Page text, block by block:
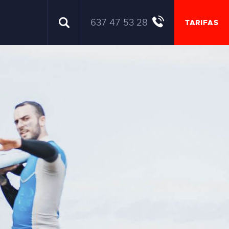
637 47 53 28 TARIFAS